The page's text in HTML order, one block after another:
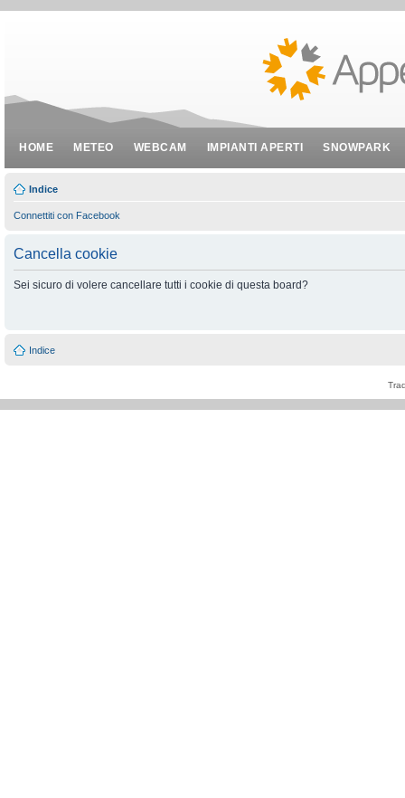
HOME METEO WEBCAM IMPIANTI APERTI SNOWPARK
Indice
Connettiti con Facebook
Cancella cookie
Sei sicuro di volere cancellare tutti i cookie di questa board?
Indice